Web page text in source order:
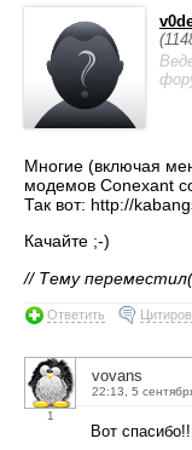
Многие (включая
модемов Conexant
Так вот: http://
Качайте ;-)
// Тему
Ответить
1
vovans
22:13, 5
Вот